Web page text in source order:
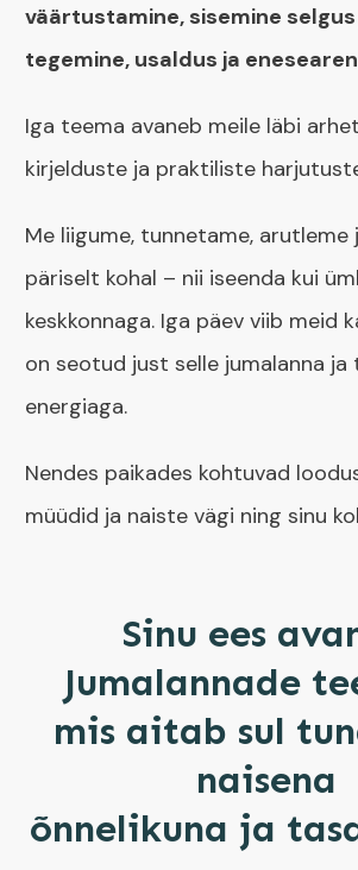
väärtustamine, sisemine
tegemine, usaldus ja
Iga teema avaneb meile läbi
kirjelduste ja praktiliste
Me liigume, tunnetame, arutleme
päriselt kohal – nii iseenda kui
keskkonnaga. Iga päev viib meid
on seotud just selle jumalanna ja
energiaga.
Nendes paikades kohtuvad
müüdid ja naiste vägi ning sinu
Sinu ees
Jumalannade
mis aitab sul
naisena
õnnelikuna ja